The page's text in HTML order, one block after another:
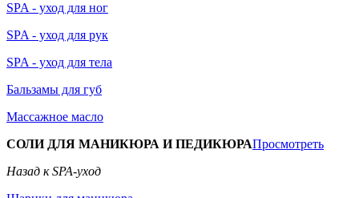
SPA - уход для ног
SPA - уход для рук
SPA - уход для тела
Бальзамы для губ
Массажное масло
СОЛИ ДЛЯ МАНИКЮРА И ПЕДИКЮРАПросмотреть
Назад к SPA-уход